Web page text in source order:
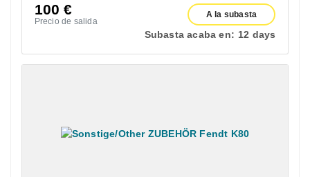
100€
Precio de salida
A la subasta
Subasta acaba en: 12 days